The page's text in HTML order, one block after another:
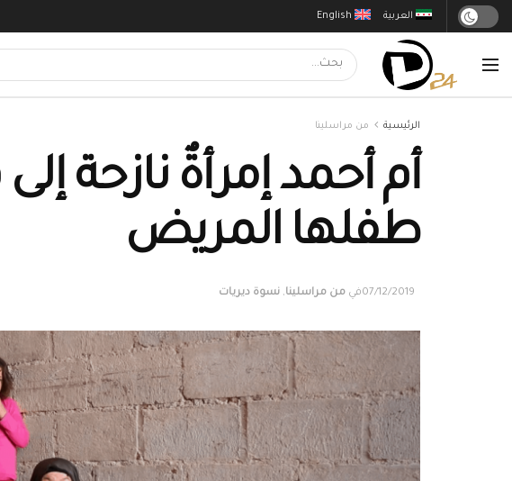
English العربية
الرئيسية من مراسلينا
أم أحمد إمرأةٌ نازحة
طفلها المريض
07/12/2019في من مراسلينا, نسوة ديريات